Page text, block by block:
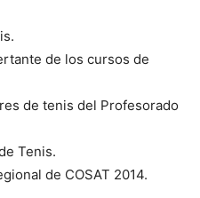
de los cursos de
de tenis del Profesorado
Tenis.
de COSAT 2014.